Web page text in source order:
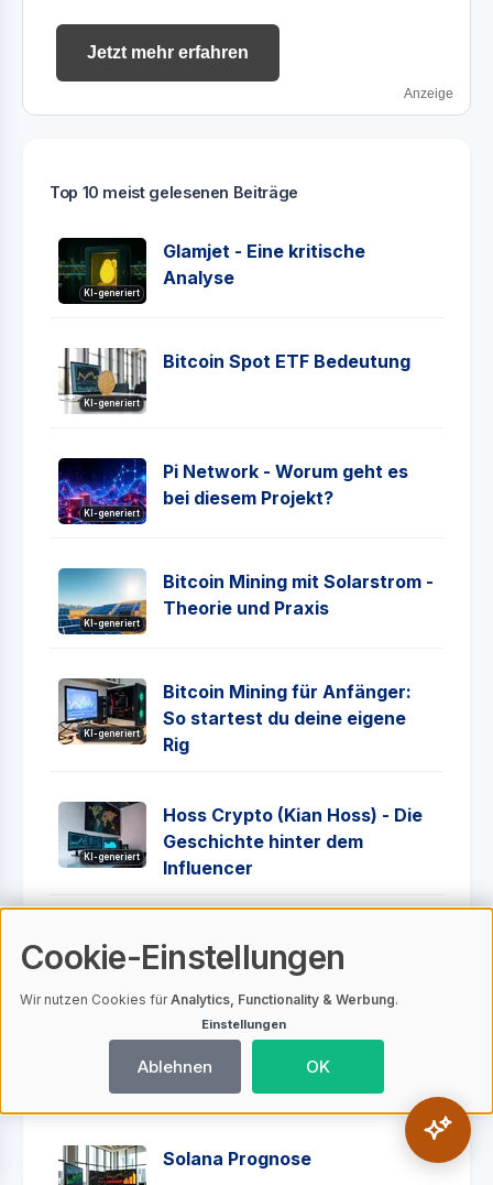
Jetzt mehr erfahren
Anzeige
Top 10 meist gelesenen Beiträge
KI-generiert
Glamjet - Eine kritische
Analyse
KI-generiert
Bitcoin Spot ETF Bedeutung
KI-generiert
Pi Network - Worum geht es
bei diesem Projekt?
KI-generiert
Bitcoin Mining mit Solarstrom -
Theorie und Praxis
KI-generiert
Bitcoin Mining für Anfänger:
So startest du deine eigene
Rig
KI-generiert
Hoss Crypto (Kian Hoss) - Die
Geschichte hinter dem
Influencer
KI-generiert
Impermanent Loss Rechner
Solana Prognose
Cookie-Einstellungen
Wir nutzen Cookies fürAnalytics, Functionality & Werbung.
Einstellungen
Ablehnen OK